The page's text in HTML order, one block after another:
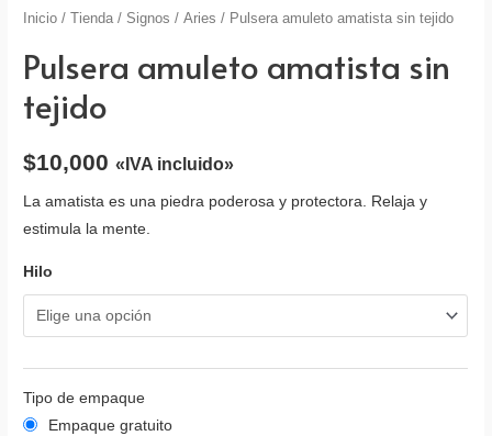
Inicio / Tienda / Signos /Aries / Pulsera amuleto amatista sin tejido
Pulsera amuleto amatista sin
tejido
$10,000 «IVA incluido»
La amatista es una piedra poderosa y protectora. Relaja y
estimula la mente.
Hilo
Tipo de empaque
Empaque gratuito